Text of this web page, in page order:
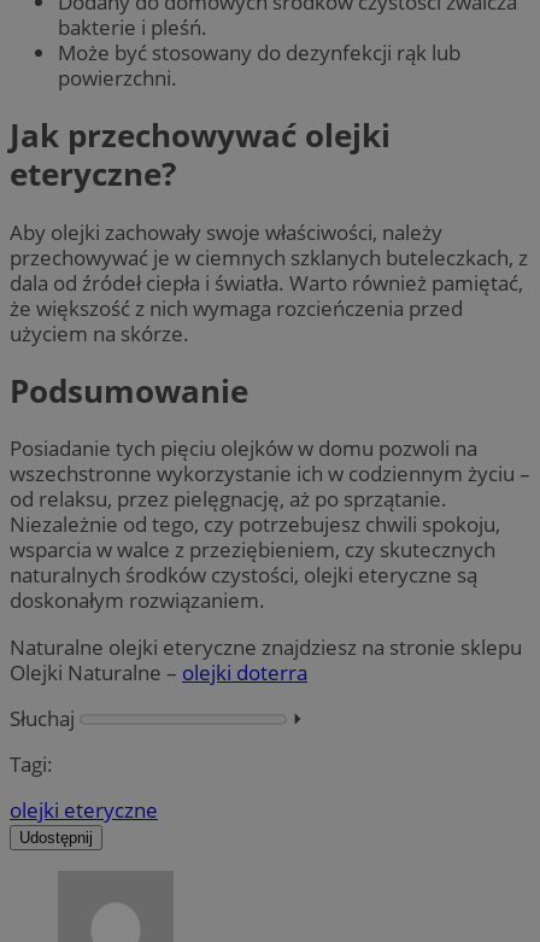
bakterie i pleśń.
Może być stosowany do dezynfekcji rąk lub
powierzchni.
Jak przechowywać olejki
eteryczne?
Aby olejki zachowały swoje właściwości, należy
przechowywać je w ciemnych szklanych buteleczkach, z
dala od źródeł ciepła i światła. Warto również pamiętać,
że większość z nich wymaga rozcieńczenia przed
użyciem na skórze.
Podsumowanie
Posiadanie tych pięciu olejków w domu pozwoli na
wszechstronne wykorzystanie ich w codziennym życiu –
od relaksu, przez pielęgnację, aż po sprzątanie.
Niezależnie od tego, czy potrzebujesz chwili spokoju,
wsparcia w walce z przeziębieniem, czy skutecznych
naturalnych środków czystości, olejki eteryczne są
doskonałym rozwiązaniem.
Naturalne olejki eteryczne znajdziesz na stronie sklepu
Olejki Naturalne – olejki doterra
Słuchaj
⏵︎
Tagi:
olejki eteryczne
Udostępnij